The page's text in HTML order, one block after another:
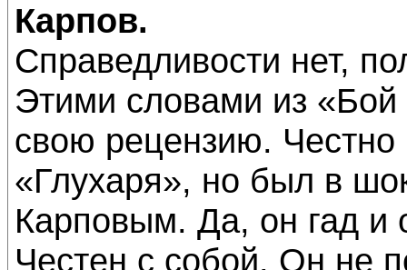
Карпов.
Справедливости нет,
Этими словами из «Бой
свою рецензию. Честно
«Глухаря», но был в
Карповым. Да, он гад и
Честен с собой. Он не